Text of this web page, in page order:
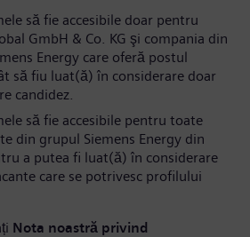
să fie accesibile doar pentru
GmbH & Co. KG şi compania din
Energy care oferă postul
să fiu luat(ă) în considerare doar
candidez.
să fie accesibile pentru toate
din grupul Siemens Energy din
a putea fi luat(ă) în considerare
care se potrivesc profilului
Nota noastră privind